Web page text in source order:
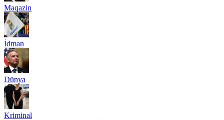
Maqazin
İdman
Dünya
Kriminal